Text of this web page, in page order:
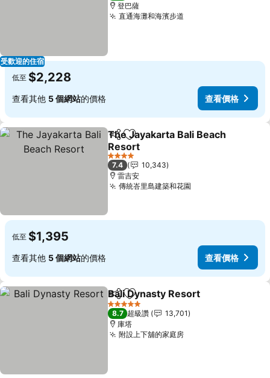
受歡迎的住宿
登巴薩
直通海灘和海濱步道
低至 $2,228
查看其他 5 個網站的價格 查看價格
分享 加入我的最愛
The Jayakarta Bali Beach
Resort
查看價格
4 星級
7.4
10,343
雷吉安
傳統峇里島建築和花園
低至 $1,395
查看其他 5 個網站的價格 查看價格
分享 加入我的最愛
Bali Dynasty Resort
5 星級
8.7 超級讚
13,701
庫塔
附設上下舖的家庭房查看價格